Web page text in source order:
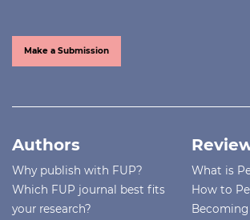
Make a Submission
Authors
Why publish with FUP?
Which FUP journal best fits
your research?
What is
How to